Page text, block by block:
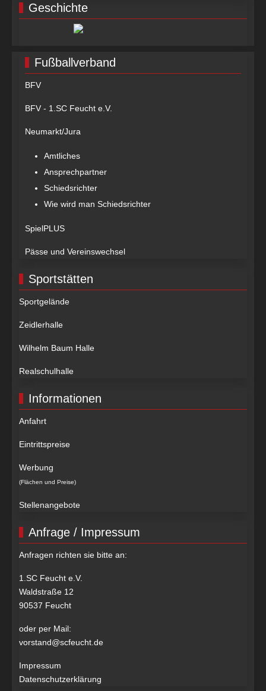
Geschichte
Fußballverband
BFV
BFV - 1.SC Feucht e.V.
Neumarkt/Jura
Amtliches
Ansprechpartner
Schiedsrichter
Wie wird man Schiedsrichter
SpielPLUS
Pässe und Vereinswechsel
Sportstätten
Sportgelände
Zeidlerhalle
Wilhelm Baum Halle
Realschulhalle
Informationen
Anfahrt
Eintrittspreise
Werbung
(Flächen und Preise)
Stellenangebote
Anfrage / Impressum
Anfragen richten sie bitte an:
1.SC Feucht e.V.
Waldstraße 12
90537 Feucht
oder per Mail:
vorstand@scfeucht.de
Impressum
Datenschutzerklärung